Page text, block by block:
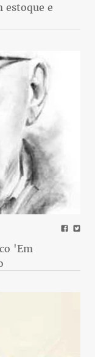
estoque e
'Em